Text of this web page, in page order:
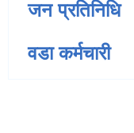
जन प्रतिनिधि
वडा कर्मचारी